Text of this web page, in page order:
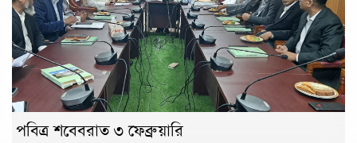
পবিত্র শবেবরাত ৩ ফেব্রুয়ারি